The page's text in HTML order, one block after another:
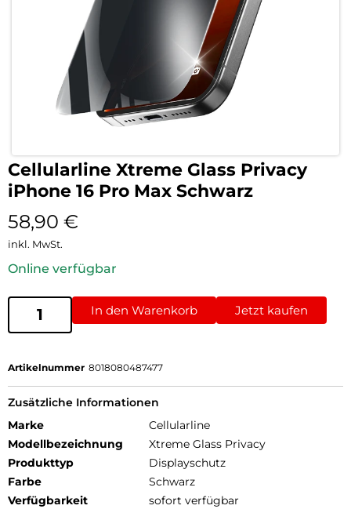
Cellularline Xtreme Glass Privacy
iPhone 16 Pro Max Schwarz
58,90 €
inkl. MwSt.
Online verfügbar
In den Warenkorb Jetzt kaufen
Artikelnummer 8018080487477
Zusätzliche Informationen
Marke
Cellularline
Modellbezeichnung
Xtreme Glass Privacy
Produkttyp
Displayschutz
Farbe
Schwarz
Verfügbarkeit
sofort verfügbar